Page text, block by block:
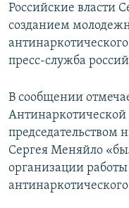
поискуИНФОГРАФИКА
ТЕЛЕПРОЕКТ
СОВЕТЫ
ПОБЕДИТЕЛЕЙ НЕ
КРЫМ.НЕПОКОРЕННЫЙ
УКРАИНСКАЯ
КАК ОБОЙТИ
Українською
Qırımtatar
ПРИСОЕДИНЯЙТЕСЬ!
Российские власти
созданием
пресс-служба
В сообщении
председательством
Сергея Меняйло
организации